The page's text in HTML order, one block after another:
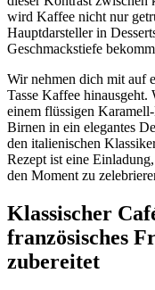
wird Kaffee nicht nur
Hauptdarsteller in
Geschmackstiefe
Wir nehmen dich mit auf
Tasse Kaffee
einem flüssigen
Birnen in ein elegantes
den italienischen
Rezept ist eine
den Moment zu
Klassischer
französisches
zubereitet